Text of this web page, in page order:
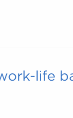
pohybové
life